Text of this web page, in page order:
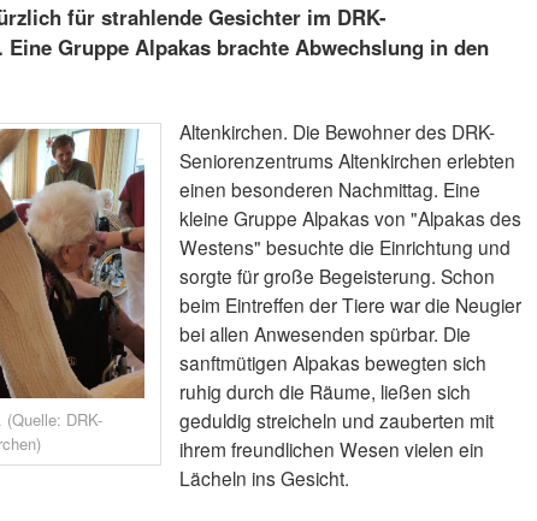
für strahlende Gesichter im DRK-
Gruppe Alpakas brachte Abwechslung in den
DRK-
Altenkirchen. Die Bewohner des DRK-
Seniorenzentrums Altenkirchen erlebten
einen besonderen Nachmittag. Eine
kleine Gruppe Alpakas von "Alpakas des
Westens" besuchte die Einrichtung und
sorgte für große Begeisterung. Schon
beim Eintreffen der Tiere war die Neugier
bei allen Anwesenden spürbar. Die
sanftmütigen Alpakas bewegten sich
ruhig durch die Räume, ließen sich
geduldig streicheln und zauberten mit
ihrem freundlichen Wesen vielen ein
Lächeln ins Gesicht.